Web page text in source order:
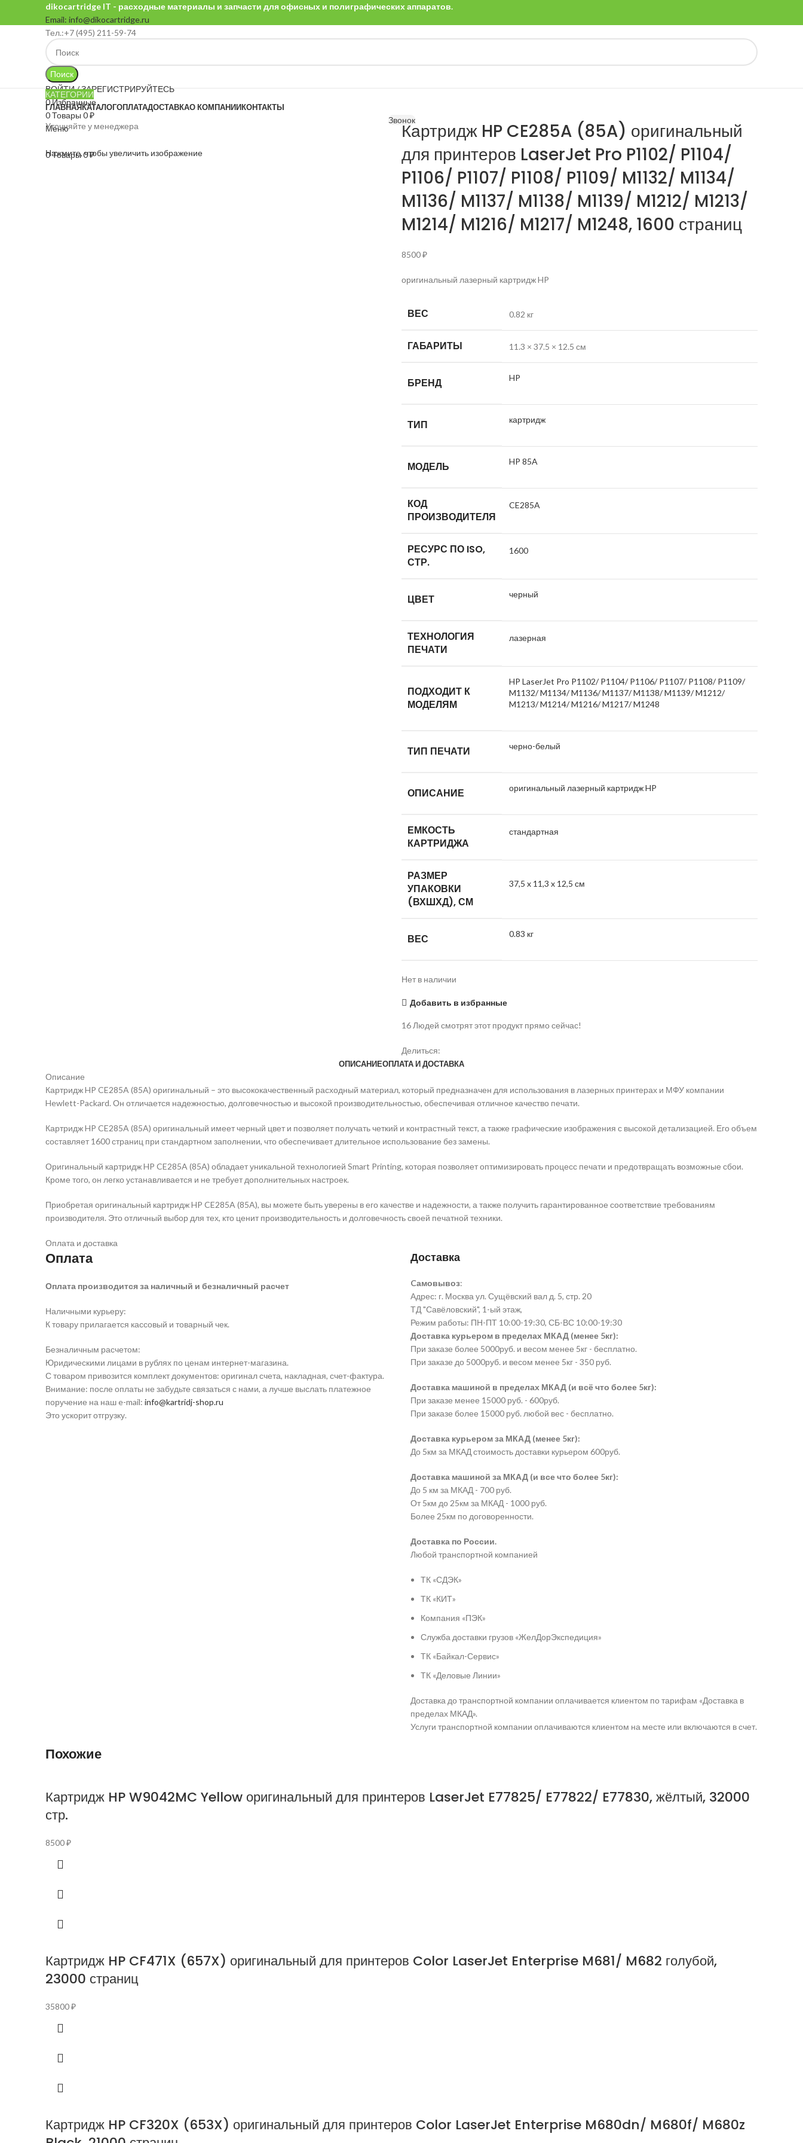
dikocartridge IT - расходные материалы и запчасти для офисных и полиграфических аппаратов.
Email: info@dikocartridge.ru
Тел.:+7 (495) 211-59-74
Поиск
ВОЙТИ / ЗАРЕГИСТРИРУЙТЕСЬ
0Избранные
0Товары 0₽
Меню
0Товары0₽
КАТЕГОРИИ
ГЛАВНАЯКАТАЛОГОПЛАТАДОСТАВКАО КОМПАНИИКОНТАКТЫ
Звонок
Уточняйте у менеджера
Нажмите, чтобы увеличить изображение
Картридж HP CE285A (85A) оригинальный
для принтеров LaserJet Pro P1102/ P1104/
P1106/ P1107/ P1108/ P1109/ M1132/ M1134/
M1136/ M1137/ M1138/ M1139/ M1212/ M1213/
M1214/ M1216/ M1217/ M1248, 1600 страниц
8500₽
оригинальный лазерный картридж HP
ВЕС 0.82 кг
ГАБАРИТЫ 11.3 × 37.5 × 12.5 см
БРЕНД HP
ТИП картридж
МОДЕЛЬ HP 85A
КОД
ПРОИЗВОДИТЕЛЯ
CE285A
РЕСУРС ПО ISO,
СТР.
1600
ЦВЕТ черный
ТЕХНОЛОГИЯ
ПЕЧАТИ
лазерная
ПОДХОДИТ К
МОДЕЛЯМ
HP LaserJet Pro P1102/ P1104/ P1106/ P1107/ P1108/ P1109/
M1132/ M1134/ M1136/ M1137/ M1138/ M1139/ M1212/
M1213/ M1214/ M1216/ M1217/ M1248
ТИП ПЕЧАТИ черно-белый
ОПИСАНИЕ оригинальный лазерный картридж HP
ЕМКОСТЬ
КАРТРИДЖА
стандартная
РАЗМЕР
УПАКОВКИ
(ВХШХД), СМ
37,5 x 11,3 x 12,5 см
ВЕС 0.83 кг
Нет в наличии
Добавить в избранные
16 Людей смотрят этот продукт прямо сейчас!
Делиться:
ОПИСАНИЕОПЛАТА И ДОСТАВКА
Описание
Картридж HP CE285A (85A) оригинальный – это высококачественный расходный материал, который предназначен для использования в лазерных принтерах и МФУ компании
Hewlett-Packard. Он отличается надежностью, долговечностью и высокой производительностью, обеспечивая отличное качество печати.
Картридж HP CE285A (85A) оригинальный имеет черный цвет и позволяет получать четкий и контрастный текст, а также графические изображения с высокой детализацией. Его объем
составляет 1600 страниц при стандартном заполнении, что обеспечивает длительное использование без замены.
Оригинальный картридж HP CE285A (85A) обладает уникальной технологией Smart Printing, которая позволяет оптимизировать процесс печати и предотвращать возможные сбои.
Кроме того, он легко устанавливается и не требует дополнительных настроек.
Приобретая оригинальный картридж HP CE285A (85A), вы можете быть уверены в его качестве и надежности, а также получить гарантированное соответствие требованиям
производителя. Это отличный выбор для тех, кто ценит производительность и долговечность своей печатной техники.
Оплата и доставка
Оплата
Оплата производится за наличный и безналичный расчет
Наличными курьеру:
К товару прилагается кассовый и товарный чек.
Безналичным расчетом:
Юридическими лицами в рублях по ценам интернет-магазина.
С товаром привозится комплект документов: оригинал счета, накладная, счет-фактура.
Внимание: после оплаты не забудьте связаться с нами, а лучше выслать платежное
поручение на наш e-mail: info@kartridj-shop.ru
Это ускорит отгрузку.
Доставка
Cамовывоз:
Адрес: г. Москва ул. Сущёвский вал д. 5, стр. 20
ТД "Савёловский", 1-ый этаж,
Режим работы: ПН-ПТ 10:00-19:30, СБ-ВС 10:00-19:30
Доставка курьером в пределах МКАД (менее 5кг):
При заказе более 5000руб. и весом менее 5кг - бесплатно.
При заказе до 5000руб. и весом менее 5кг - 350 руб.
Доставка машиной в пределах МКАД (и всё что более 5кг):
При заказе менее 15000 руб. - 600руб.
При заказе более 15000 руб. любой вес - бесплатно.
Доставка курьером за МКАД (менее 5кг):
До 5км за МКАД стоимость доставки курьером 600руб.
Доставка машиной за МКАД (и все что более 5кг):
До 5 км за МКАД - 700 руб.
От 5км до 25км за МКАД - 1000 руб.
Более 25км по договоренности.
Доставка по России.
Любой транспортной компанией
ТК «СДЭК»
ТК «КИТ»
Компания «ПЭК»
Служба доставки грузов «ЖелДорЭкспедиция»
ТК «Байкал-Сервис»
ТК «Деловые Линии»
Доставка до транспортной компании оплачивается клиентом по тарифам «Доставка в
пределах МКАД».
Услуги транспортной компании оплачиваются клиентом на месте или включаются в счет.
Похожие
Картридж HP W9042MC Yellow оригинальный для принтеров LaserJet E77825/ E77822/ E77830, жёлтый, 32000
стр.
8500₽
Картридж HP CF471X (657X) оригинальный для принтеров Color LaserJet Enterprise M681/ M682 голубой,
23000 страниц
35800₽
Картридж HP CF320X (653X) оригинальный для принтеров Color LaserJet Enterprise M680dn/ M680f/ M680z